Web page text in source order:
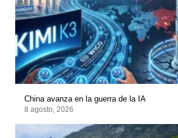
China avanza en la guerra de la IA
8 agosto, 2026